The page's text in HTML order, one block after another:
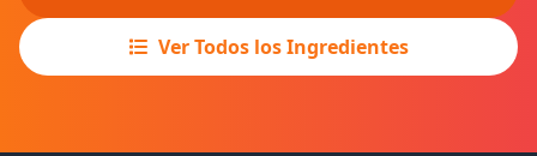
Ver Todos los Ingredientes